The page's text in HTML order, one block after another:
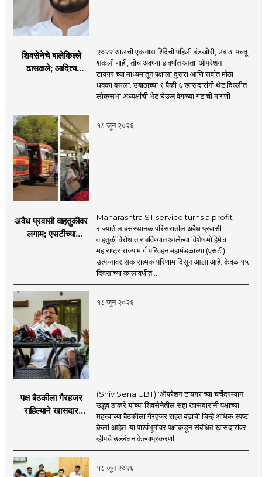
शिवसेनेचे बालेकिल्ले
ढासळले; आदित्य
नेमका कुठे चुकला?
२०२२ सालची एकनाथ शिंदेंची पहिली बंडखोरी, उबाठा पचवू
शकली नाही, तोच अवघ्या ४ वर्षांत आता 'ऑपरेशन
टायगर'च्या माध्यमातून पक्षाला दुसरा आणि सर्वात मोठा
धक्का बसला. उबाठाच्या ९ पैकी ६ खासदारांनी थेट दिल्लीत
लोकसभा अध्यक्षांची भेट घेऊन वेगळ्या गटाची मागणी ..
१८ जून २०२६
अवैध प्रवासी वाहतुकीवर
लगाम; एसटीच्या
Maharashtra ST service turns a profit
राज्यातील बसस्थानक परिसरातील अवैध प्रवासी
वाहतुकीविरोधात राबविण्यात आलेल्या विशेष मोहिमेचा
महाराष्ट्र राज्य मार्ग परिवहन महामंडळाच्या (एसटी)
उत्पन्नावर सकारात्मक परिणाम दिसून आला आहे. केवळ १५
दिवसांच्या कालावधीत ..
१८ जून २०२६
पक्ष बैठकीला गैरहजर
राहिल्याने खासदार
काय सांगतो?
(Shiv Sena UBT) 'ऑपरेशन टायगर'च्या चर्चेदरम्यान
उद्धव ठाकरे यांच्या शिवसेनेतील सहा खासदारांनी पक्षाच्या
महत्त्वाच्या बैठकीला गैरहजर राहत बंडाची चिन्हे अधिक स्पष्ट
केली आहेत. या पार्श्वभूमीवर पक्षाकडून संबंधित खासदारांवर
व्हीपचे उल्लंघन केल्याप्रकरणी ..
१८ जून २०२६